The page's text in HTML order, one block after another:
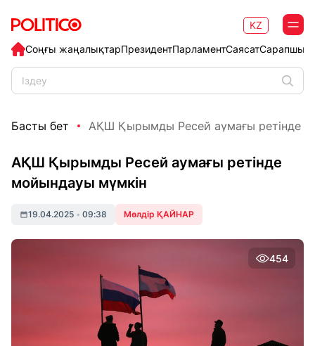
Соңғы жаңалықтарПрезидентПарламентСаясат
KZ
Басты бет АҚШ Қырымды Ресей аумағы ретінде
АҚШ Қырымды Ресей аумағы ретінде
мойындауы мүмкін
19.04.2025 • 09:38 Мөлдір ҚАЙНАР
454